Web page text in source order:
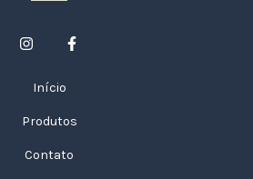
Início
Produtos
Contato